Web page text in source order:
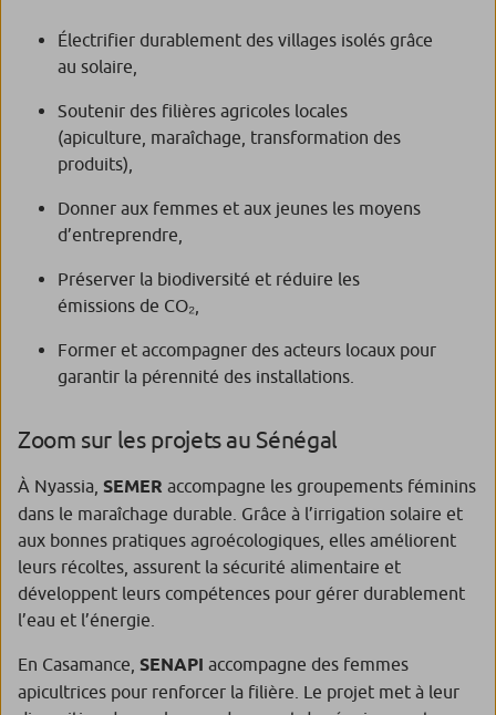
Électrifier durablement des villages isolés grâce
au solaire,
Soutenir des filières agricoles locales
(apiculture, maraîchage, transformation des
produits),
Donner aux femmes et aux jeunes les moyens
d’entreprendre,
Préserver la biodiversité et réduire les
émissions de CO₂,
Former et accompagner des acteurs locaux pour
garantir la pérennité des installations.
Zoom sur les projets au Sénégal
À Nyassia, SEMER accompagne les groupements féminins
dans le maraîchage durable. Grâce à l’irrigation solaire et
aux bonnes pratiques agroécologiques, elles améliorent
leurs récoltes, assurent la sécurité alimentaire et
développent leurs compétences pour gérer durablement
l’eau et l’énergie.
En Casamance, SENAPI accompagne des femmes
apicultrices pour renforcer la filière. Le projet met à leur